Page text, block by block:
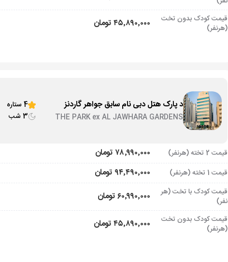
قیمت کودک بدون تخت
(هرنفر)
۴۵٬۸۹۰٬۰۰۰ تومان
د پارک هتل دبی نام سابق جواهر گاردنز
THE PARK ex AL JAWHARA GARDENS
4 ستاره
3 شب
قیمت 2 تخته (هرنفر) ۷۸٬۹۹۰٬۰۰۰ تومان
قیمت 1 تخته (هرنفر) ۹۴٬۴۹۰٬۰۰۰ تومان
قیمت کودک با تخت (هر
نفر)
۶۰٬۹۹۰٬۰۰۰ تومان
قیمت کودک بدون تخت
(هرنفر)
۴۵٬۸۹۰٬۰۰۰ تومان